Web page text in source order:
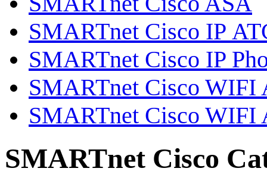
SMARTnet Cisco IP
SMARTnet Cisco IP
SMARTnet Cisco WIFI
SMARTnet Cisco WIFI
SMARTnet Cisco